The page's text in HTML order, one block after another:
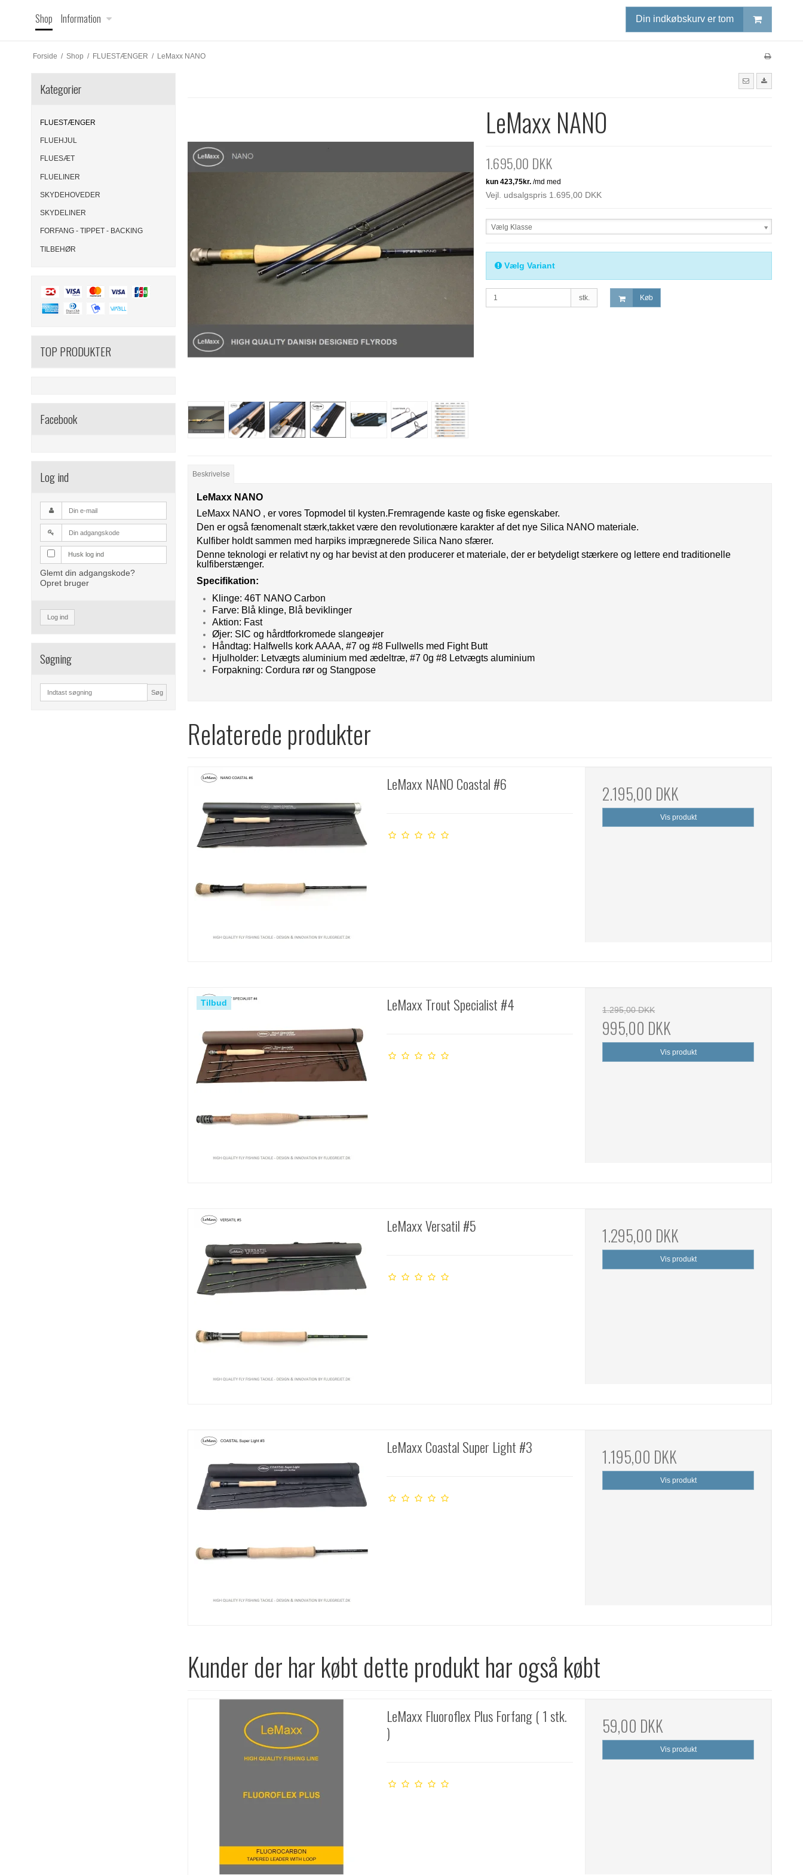
Shop Information Din indkøbskurv er tom
Forside / Shop / FLUESTÆNGER / LeMaxx NANO
Kategorier
FLUESTÆNGER
FLUEHJUL
FLUESÆT
FLUELINER
SKYDEHOVEDER
SKYDELINER
FORFANG - TIPPET - BACKING
TILBEHØR
TOP PRODUKTER
Facebook
Log ind
Husk log ind
Glemt din adgangskode?
Opret bruger
Log ind
Søgning
Søg
LeMaxx NANO
1.695,00 DKK
Vejl. udsalgspris 1.695,00 DKK
Vælg Klasse
Vælg Variant
stk. Køb
Beskrivelse
LeMaxx NANO
LeMaxx NANO , er vores Topmodel til kysten.Fremragende kaste og fiske egenskaber.
Den er også fænomenalt stærk,takket være den revolutionære karakter af det nye Silica NANO materiale.
Kulfiber holdt sammen med harpiks imprægnerede Silica Nano sfærer.
Denne teknologi er relativt ny og har bevist at den producerer et materiale, der er betydeligt stærkere og lettere end traditionelle
kulfiberstænger.
Specifikation:
Klinge: 46T NANO Carbon
Farve: Blå klinge, Blå beviklinger
Aktion: Fast
Øjer: SIC og hårdtforkromede slangeøjer
Håndtag: Halfwells kork AAAA, #7 og #8 Fullwells med Fight Butt
Hjulholder: Letvægts aluminium med ædeltræ, #7 0g #8 Letvægts aluminium
Forpakning: Cordura rør og Stangpose
Relaterede produkter
LeMaxx NANO Coastal #6 2.195,00 DKK
Vis produkt
Tilbud LeMaxx Trout Specialist #4 1.295,00 DKK
995,00 DKK
Vis produkt
LeMaxx Versatil #5 1.295,00 DKK
Vis produkt
LeMaxx Coastal Super Light #3 1.195,00 DKK
Vis produkt
Kunder der har købt dette produkt har også købt
LeMaxx Fluoroflex Plus Forfang ( 1 stk.
)
59,00 DKK
Vis produkt